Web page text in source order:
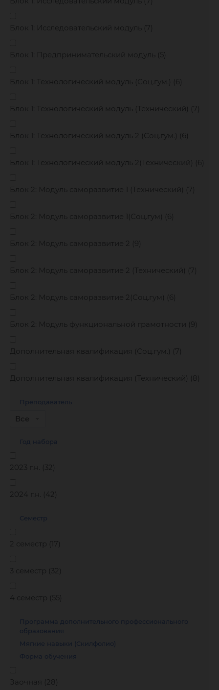
Блок 1: Исследовательский модуль (7)
Блок 1: Предпринимательский модуль ( 5)
Блок 1: Технологический модуль (Соц.гум.) (6)
Блок 1: Технологический модуль (Технический) (7)
Блок 1: Технологический модуль 2 (Соц.гум.) (6)
Блок 1: Технологический модуль 2(Технический) (6)
Блок 2: Модуль саморазвитие 1 (Технический) (7)
Блок 2: Модуль саморазвитие 1(Соц.гум) (6)
Блок 2: Модуль саморазвитие 2 ( 9)
Блок 2: Модуль саморазвитие 2 (Технический) (7)
Блок 2: Модуль саморазвитие 2(Соц.гум) (6)
Блок 2: Модуль функциональной грамотности ( 9)
Дополнительная квалификация (Соц.гум.) (7)
Дополнительная квалификация (Технический) (8 )
Преподаватель
Все
Год набора
2023 г.н. (32 )
2024 г.н. (42 )
Семестр
2 семестр (17)
3 семестр (32 )
4 семестр ( 55)
Программа дополнительного профессионального
образования
Мягкие навыки (Скилфолио)
Форма обучения
Заочная (28 )